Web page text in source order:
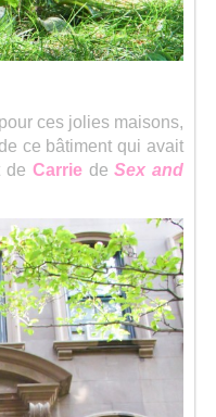
ces jolies maisons,
ce bâtiment qui avait
de CarriedeSex and